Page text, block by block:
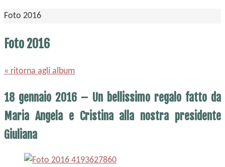
Home
Foto 2016
Foto 2016
« ritorna agli album
18 gennaio 2016 – Un bellissimo regalo fatto da
Maria Angela e Cristina alla nostra presidente
Giuliana